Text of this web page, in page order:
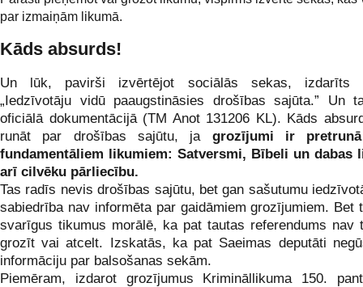
par izmaiņām likumā.
Kāds absurds!
Un lūk, pavirši izvērtējot sociālās sekas, izdarīts
„Iedzīvotāju vidū paaugstināsies drošības sajūta.” Un
oficiālā dokumentācijā (TM Anot 131206 KL). Kāds
runāt par drošības sajūtu, ja grozījumi ir
fundamentāliem likumiem: Satversmi, Bībeli un dabas
arī cilvēku pārliecību.
Tas radīs nevis drošības sajūtu, bet gan sašutumu
sabiedrība nav informēta par gaidāmiem grozījumiem. Bet
svarīgus tikumus morālē, ka pat tautas referendums nav
grozīt vai atcelt. Izskatās, ka pat Saeimas deputāti
informāciju par balsošanas sekām.
Piemēram, izdarot grozījumus Krimināllikuma 150.